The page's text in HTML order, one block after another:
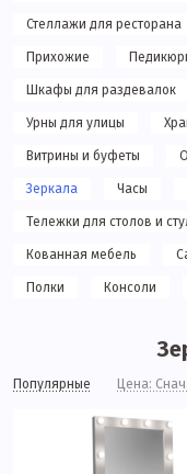
Стеллажи для ресторана
Прихожие
Шкафы для раздевалок
Урны для улицы
Витрины и буфеты
Зеркала Часы
Тележки для столов и
Кованная мебель
Полки Консоли
Популярные Цена: